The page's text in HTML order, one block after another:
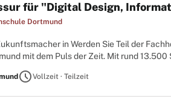
für "Digital Design,
Dortmund
in Werden Sie Teil der
mit dem Puls der Zeit. Mit rund
scheduleVollzeit · Teilzeit